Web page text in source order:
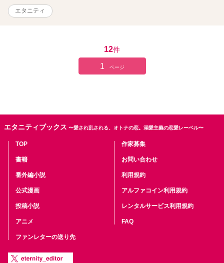
エタニティ
12件
1 ページ
エタニティブックス 〜愛され乱される、オトナの恋。溺愛主義の恋愛レーベル〜
TOP
書籍
番外編小説
公式漫画
投稿小説
アニメ
ファンレターの送り先
作家募集
お問い合わせ
利用規約
アルファコイン利用規約
レンタルサービス利用規約
FAQ